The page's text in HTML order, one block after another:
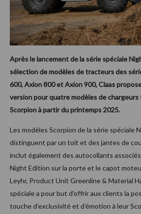
Après le lancement de la série spéciale
sélection de modèles de tracteurs des
600, Axion 800 et Axion 900, Claas
version pour quatre modèles de
Scorpion à partir du printemps 2025.
Les modèles Scorpion de la série spéciale
distinguent par un toit et des jantes de
inclut également des autocollants
Night Edition sur la porte et le capot
Leyhr, Product Unit Greenline & Material
spéciale a pour but d’offrir aux clients la
touche d’exclusivité et d’émotion à leur